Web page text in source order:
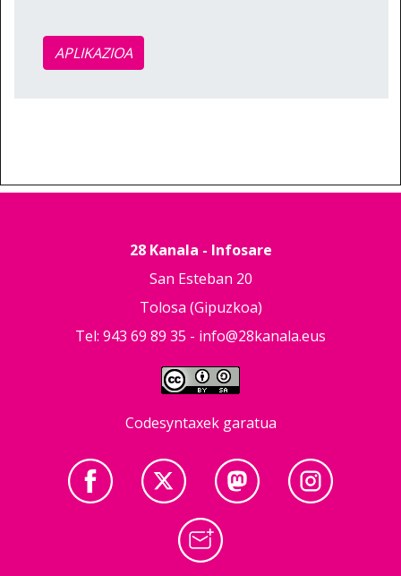
APLIKAZIOA
28 Kanala - Infosare
San Esteban 20
Tolosa (Gipuzkoa)
Tel: 943 69 89 35 - info@28kanala.eus
Codesyntaxek garatua